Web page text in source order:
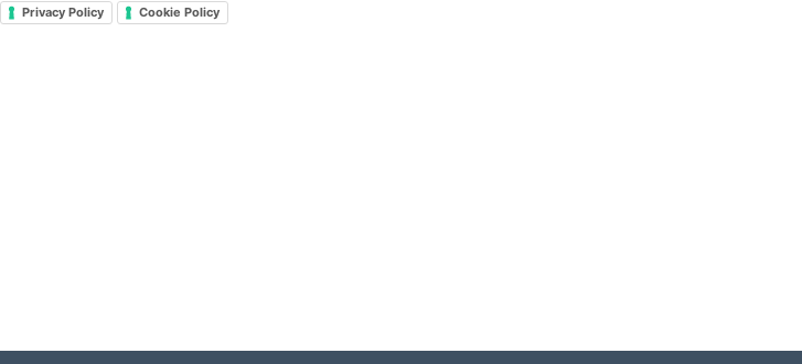
Privacy Policy Cookie Policy